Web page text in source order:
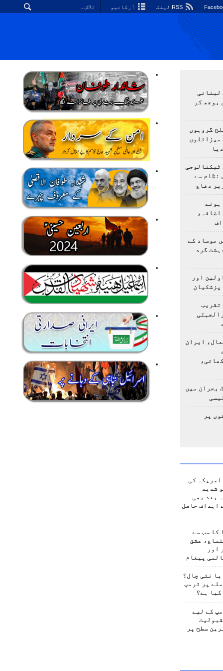
آرکائیو
لبنانی
بوجھ کر
گروہوں
میزائلوں
ٹیکنالوجی
نظام سے
دفاع
ہونے
اضافہ،
موساد کے
4 مسلح دہشت گرد
اور
پزشکیان
تقریب
ایران
بحران میں
پر
امریکہ کی
شدید
بعد بھی
اہداف حاصل
کا سب سے
عشق
اور
پیغام
نئی چال؟
پر ٹرمپ
کیا ہے؟
کے لیے
سطح پر